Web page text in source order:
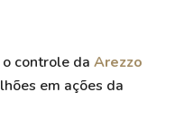
controle da Arezzo
em ações da